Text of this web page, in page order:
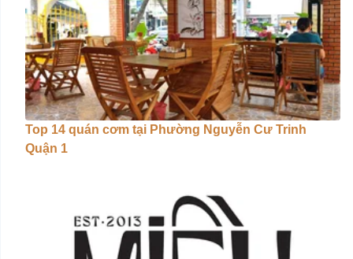
Top 14 quán cơm tại Phường Nguyễn Cư Trinh
Quận 1